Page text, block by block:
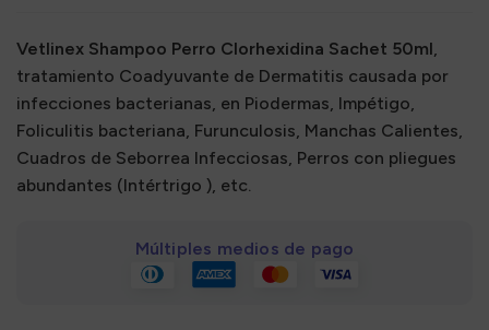
Vetlinex Shampoo Perro Clorhexidina Sachet 50ml,
tratamiento Coadyuvante de Dermatitis causada por
infecciones bacterianas, en Piodermas, Impétigo,
Foliculitis bacteriana, Furunculosis, Manchas Calientes,
Cuadros de Seborrea Infecciosas, Perros con pliegues
abundantes (Intértrigo ), etc.
Múltiples medios de pago